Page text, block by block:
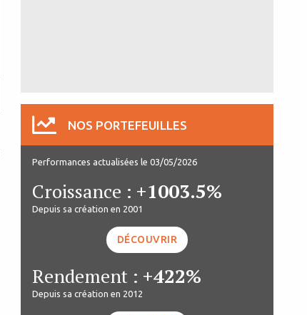
NOS PORTEFEUILLES
Performances actualisées le 03/05/2026
Croissance : +1003.5%
Depuis sa création en 2001
DÉCOUVRIR
Rendement : +422%
Depuis sa création en 2012